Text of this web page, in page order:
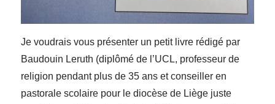
Je voudrais vous présenter un petit livre rédigé par
Baudouin Leruth (diplômé de l’UCL, professeur de
religion pendant plus de 35 ans et conseiller en
pastorale scolaire pour le diocèse de Liège juste